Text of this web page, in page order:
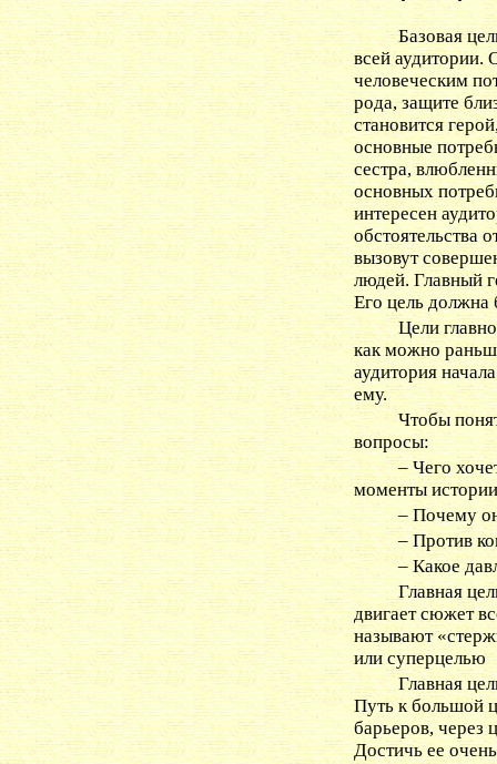
Базовая
всей аудитории.
человеческим
рода, защите
становится
основные
сестра,
основных
интересен
обстоятельства
вызовут
людей. Главный
Его цель должна
Цели
как можно
аудитория
ему.
Чтобы
вопросы:
– Чего
моменты
– Почему
– Против
– Какое
Главная
двигает сюжет
называют
или суперцелью
Главная
Путь к большой
барьеров, через
Достичь ее